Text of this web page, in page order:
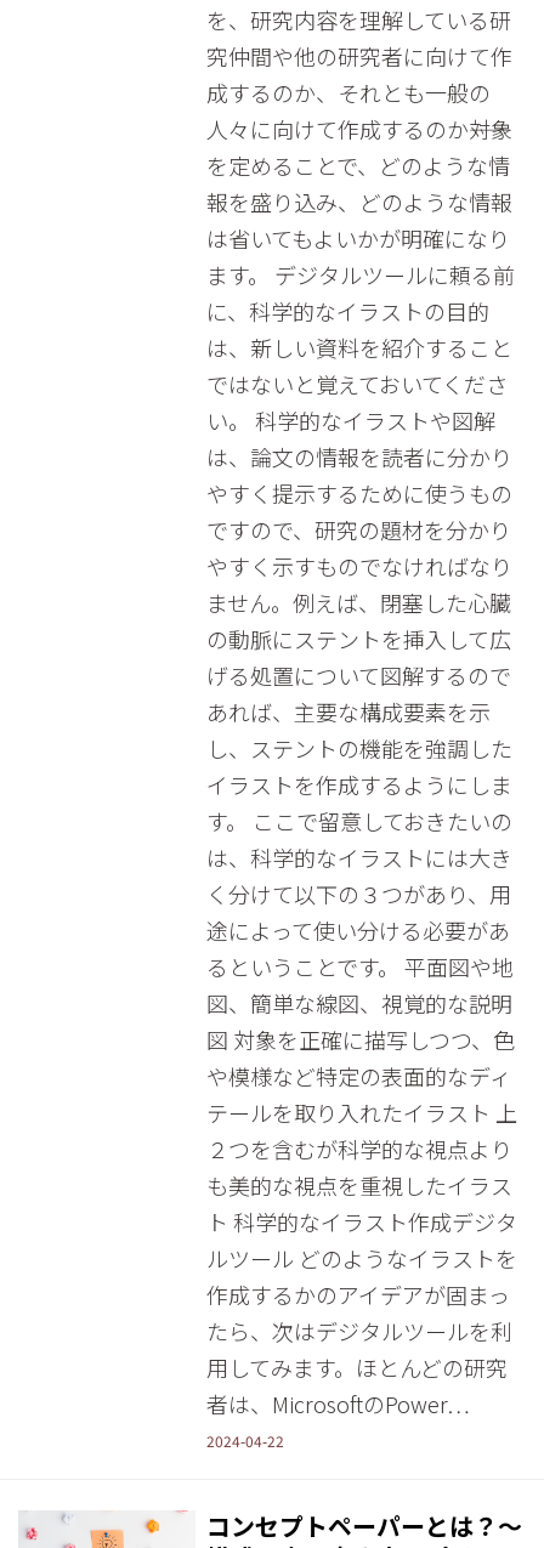
を、研究内容を理解している研
究仲間や他の研究者に向けて作
成するのか、それとも一般の
人々に向けて作成するのか――対象
を定めることで、どのような情
報を盛り込み、どのような情報
は省いてもよいかが明確になり
ます。 デジタルツールに頼る前
に、科学的なイラストの目的
は、新しい資料を紹介すること
ではないと覚えておいてくださ
い。 科学的なイラストや図解
は、論文の情報を読者に分かり
やすく提示するために使うもの
ですので、研究の題材を分かり
やすく示すものでなければなり
ません。例えば、閉塞した心臓
の動脈にステントを挿入して広
げる処置について図解するので
あれば、主要な構成要素を示
し、ステントの機能を強調した
イラストを作成するようにしま
す。 ここで留意しておきたいの
は、科学的なイラストには大き
く分けて以下の３つがあり、用
途によって使い分ける必要があ
るということです。 平面図や地
図、簡単な線図、視覚的な説明
図 対象を正確に描写しつつ、色
や模様など特定の表面的なディ
テールを取り入れたイラスト 上
２つを含むが科学的な視点より
も美的な視点を重視したイラス
ト 科学的なイラスト作成デジタ
ルツール どのようなイラストを
作成するかのアイデアが固まっ
たら、次はデジタルツールを利
用してみます。ほとんどの研究
者は、MicrosoftのPower…
2024-04-22
コンセプトペーパーとは？～